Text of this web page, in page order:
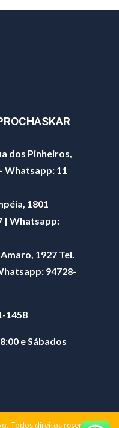
dos Pinheiros,
Whatsapp: 11
1801
| Whatsapp:
1927 Tel.
94728-
1458
e Sábados
Todos direitos reservados